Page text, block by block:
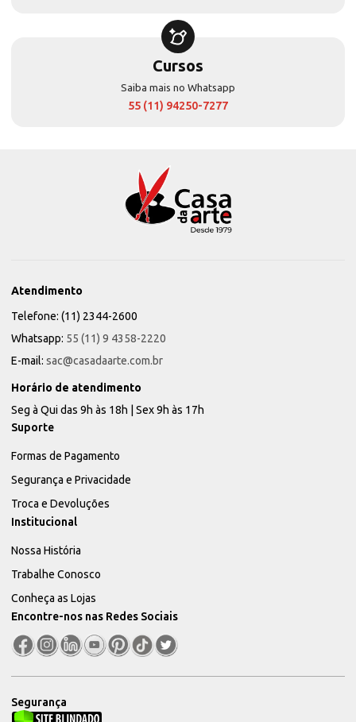
Cursos
Saiba mais no Whatsapp
55 (11) 94250-7277
Atendimento
Telefone: (11) 2344-2600
Whatsapp: 55 (11) 9 4358-2220
E-mail: sac@casadaarte.com.br
Horário de atendimento
Seg à Qui das 9h às 18h | Sex 9h às 17h
Suporte
Formas de Pagamento
Segurança e Privacidade
Troca e Devoluções
Institucional
Nossa História
Trabalhe Conosco
Conheça as Lojas
Encontre-nos nas Redes Sociais
Segurança